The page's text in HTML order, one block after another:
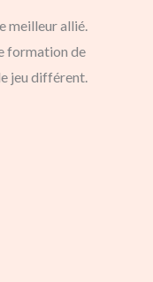
meilleur allié.
formation de
jeu différent.